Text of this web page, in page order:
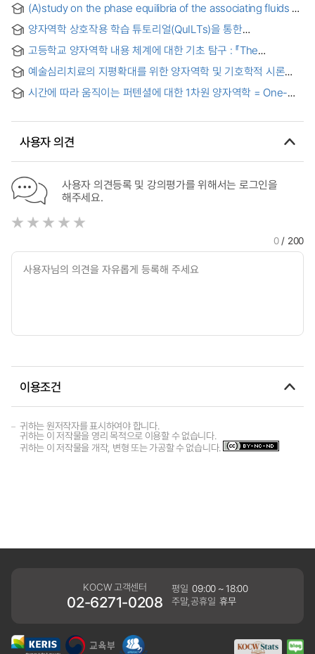
(A)study on the phase equilibria of the associating fluids by
experiments and molecular simulations = 실험과 분자모사를
이용한 회홥성유체의 상평형 연구
양자역학 상호작용 학습 튜토리얼(QuILTs)을 통한
예비물리교사의 개념 변화 조사
고등학교 양자역학 내용 체계에 대한 기초 탐구 : 『The
Evolution of Physics (1938)』와 『Harvard Project Physics
(1970)』를 중심으로 = A Basic Study on the Establishment
of the Quantum Mechanics Content System in High
School : Focusing on 『The Evolution of Physics (1938)』
예술심리치료의 지평확대를 위한 양자역학 및 기호학적 시론
(試論) : A new horizon of arts-psychotherapy: from the
viewpoint of quantum mechanics and semiotics
시간에 따라 움직이는 퍼텐셜에 대한 1차원 양자역학 = One-
사용자 의견
사용자 의견등록 및 강의평가를 위해서는 로그인을
해주세요.
0/ 200
이용조건
귀하는 원저작자를 표시하여야 합니다.
귀하는 이 저작물을 영리 목적으로 이용할 수 없습니다.
귀하는 이 저작물을 개작, 변형 또는 가공할 수 없습니다.
KOCW 고객센터
02-6271-0208
평일 09:00 ~ 18:00
주말,공휴일 휴무